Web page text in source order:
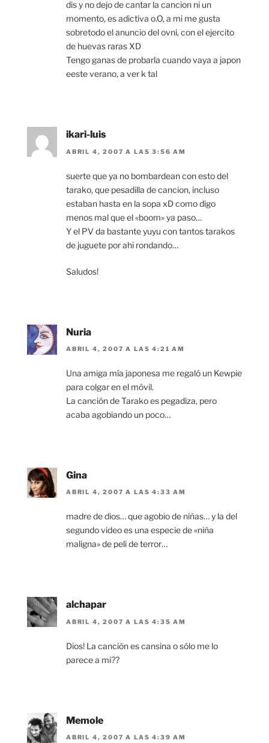
dis y no dejo de cantar la cancion ni un
momento, es adictiva o.O, a mi me gusta
sobretodo el anuncio del ovni, con el ejercito
de huevas raras XD
Tengo ganas de probarla cuando vaya a japon
eeste verano, a ver k tal
ikari-luis
ABRIL 4, 2007 A LAS 3:56 AM
suerte que ya no bombardean con esto del
tarako, que pesadilla de cancion, incluso
estaban hasta en la sopa xD como digo
menos mal que el «boom» ya paso…
Y el PV da bastante yuyu con tantos tarakos
de juguete por ahi rondando…
Saludos!
Nuria
ABRIL 4, 2007 A LAS 4:21 AM
Una amiga mía japonesa me regaló un Kewpie
para colgar en el móvil.
La canción de Tarako es pegadiza, pero
acaba agobiando un poco…
Gina
ABRIL 4, 2007 A LAS 4:33 AM
madre de dios… que agobio de niñas… y la del
segundo video es una especie de «niña
maligna» de peli de terror…
alchapar
ABRIL 4, 2007 A LAS 4:35 AM
Dios! La canción es cansina o sólo me lo
parece a mi??
Memole
ABRIL 4, 2007 A LAS 4:39 AM